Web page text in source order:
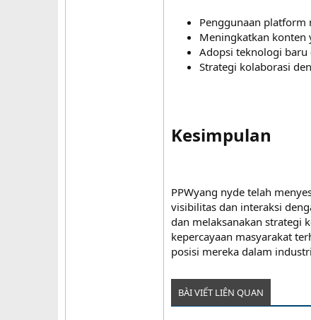
Penggunaan platform
Meningkatkan konten
Adopsi teknologi baru
Strategi kolaborasi
Kesimpulan​
PPWyang nyde telah
visibilitas dan interaksi
dan melaksanakan strategi
kepercayaan masyarakat
posisi mereka dalam
BÀI VIẾT LIÊN QUAN